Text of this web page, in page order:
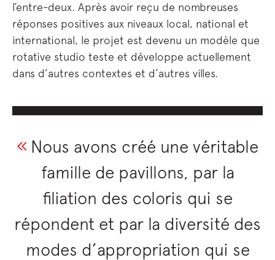
l’entre-deux. Après avoir reçu de nombreuses
réponses positives aux niveaux local, national et
international, le projet est devenu un modèle que
rotative studio teste et développe actuellement
dans d’autres contextes et d’autres villes.
Nous avons créé une véritable
famille de pavillons, par la
filiation des coloris qui se
répondent et par la diversité des
modes d’appropriation qui se